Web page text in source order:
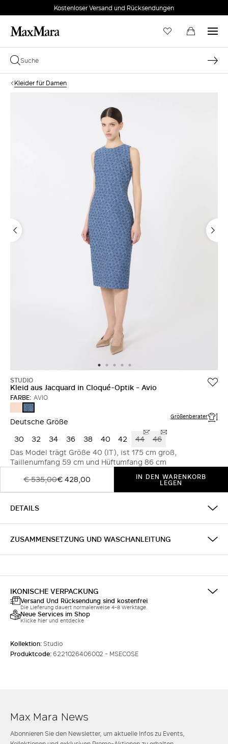
Kostenloser Versand und Rücksendungen
Kleider für Damen
STUDIO
Kleid aus Jacquard in Cloqué-Optik - Avio
FARBE: AVIO
PUDERAVIO
Deutsche Größe Größenberater
30 32 34 36 38 40 42 44
46
Das Model trägt Größe 40 (IT), ist 175 cm groß,
Taillenumfang 59 cm und Hüftumfang 86 cm
€ 535,00€ 428,00 IN DEN WARENKORB
LEGEN
DETAILS
ZUSAMMENSETZUNG UND WASCHANLEITUNG
IKONISCHE VERPACKUNG
Versand Und Rücksendung sind kostenfrei
Die Lieferung dauert normalerweise 4-8 Werktage.
Neue Services im Shop
Klicke hier und entdecke
Kollektion:Studio
Produktcode:6221026406002 - MSECOSE
Max Mara News
Abonnieren Sie den Newsletter, um aktuelle Infos zu Events,